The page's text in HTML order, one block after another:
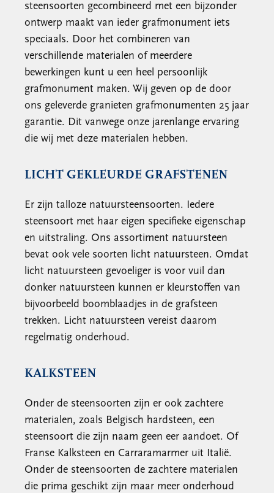
steensoorten gecombineerd met een bijzonder
ontwerp maakt van ieder grafmonument iets
speciaals. Door het combineren van
verschillende materialen of meerdere
bewerkingen kunt u een heel persoonlijk
grafmonument maken. Wij geven op de door
ons geleverde granieten grafmonumenten 25 jaar
garantie. Dit vanwege onze jarenlange ervaring
die wij met deze materialen hebben.
LICHT GEKLEURDE GRAFSTENEN
Er zijn talloze natuursteensoorten. Iedere
steensoort met haar eigen specifieke eigenschap
en uitstraling. Ons assortiment natuursteen
bevat ook vele soorten licht natuursteen. Omdat
licht natuursteen gevoeliger is voor vuil dan
donker natuursteen kunnen er kleurstoffen van
bijvoorbeeld boomblaadjes in de grafsteen
trekken. Licht natuursteen vereist daarom
regelmatig onderhoud.
KALKSTEEN
Onder de steensoorten zijn er ook zachtere
materialen, zoals Belgisch hardsteen, een
steensoort die zijn naam geen eer aandoet. Of
Franse Kalksteen en Carraramarmer uit Italië.
Onder de steensoorten de zachtere materialen
die prima geschikt zijn maar meer onderhoud